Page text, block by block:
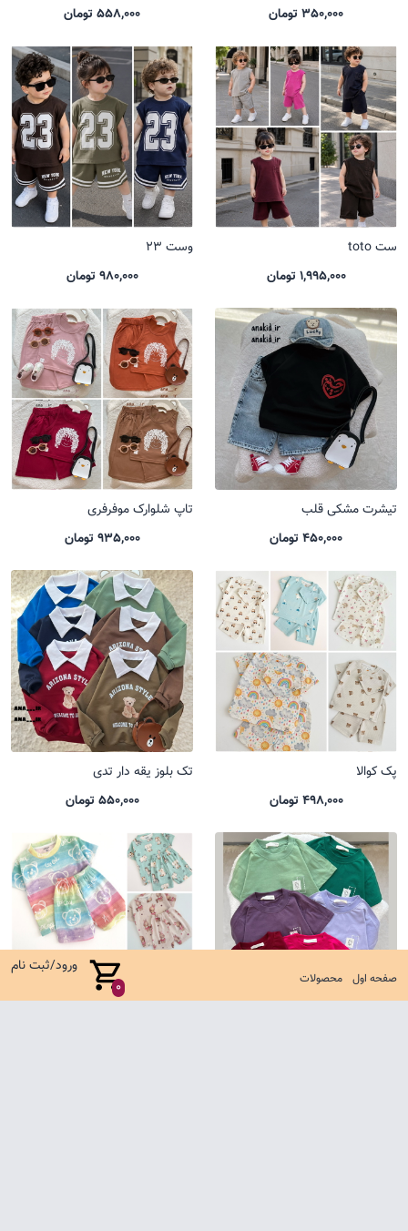
صفحه اول محصولات 0
ورود/ثبت نام
350,000 تومان
558,000 تومان
ست toto
1,995,000 تومان
وست 23
980,000 تومان
تیشرت مشکی قلب
450,000 تومان
تاپ شلوارک موفرفری
935,000 تومان
پک کوالا
498,000 تومان
تک بلوز یقه دار تدی
550,000 تومان